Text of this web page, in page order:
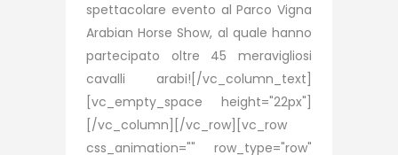
spettacolare evento al Parco Vigna
Arabian Horse Show, al quale hanno
partecipato oltre 45 meravigliosi
cavalli arabi![/vc_column_text]
[vc_empty_space height="22px"]
[/vc_column][/vc_row][vc_row
css_animation="" row_type="row"